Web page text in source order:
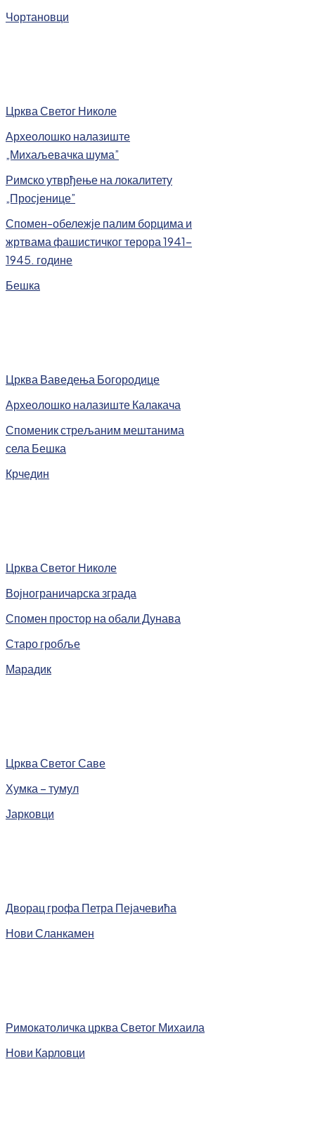
Чортановци
Црква Светог Николе
Археолошко налазиште
„Михаљевачка шума”
Римско утврђење на локалитету
„Просјенице”
Спомен-обележје палим борцима и
жртвама фашистичког терора 1941-
1945. године
Бешка
Црква Ваведења Богородице
Археолошко налазиште Калакача
Споменик стрељаним мештанима
села Бешка
Крчедин
Црква Светог Николе
Војнограничарска зграда
Спомен простор на обали Дунава
Старо гробље
Марадик
Црква Светог Саве
Хумка – тумул
Јарковци
Дворац грофа Петра Пејачевића
Нови Сланкамен
Римокатоличка црква Светог Михаила
Нови Карловци